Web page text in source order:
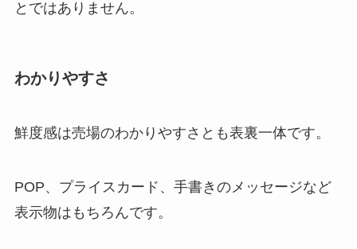
とではありません。
わかりやすさ
鮮度感は売場のわかりやすさとも表裏一体です。
POP、プライスカード、手書きのメッセージなど
表示物はもちろんです。